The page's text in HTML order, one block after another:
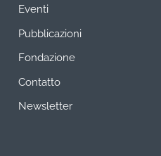
Eventi
Pubblicazioni
Fondazione
Contatto
Newsletter